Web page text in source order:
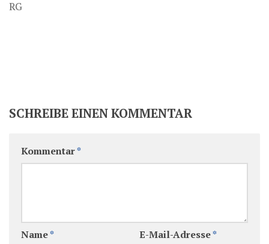
RG
SCHREIBE EINEN KOMMENTAR
Kommentar*
Name* E-Mail-Adresse*